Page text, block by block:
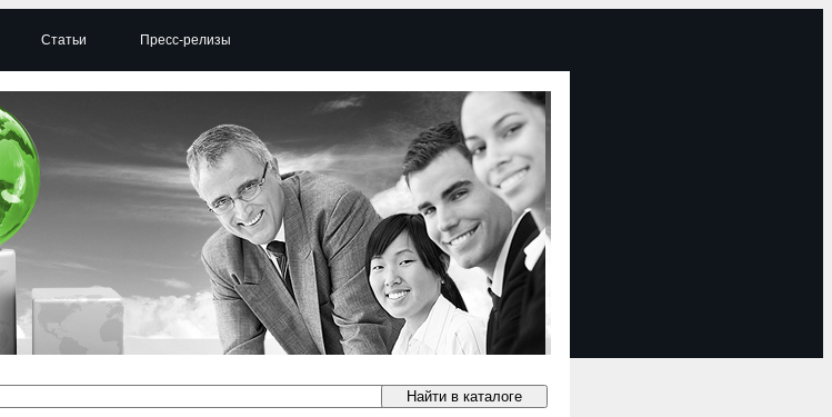
Статьи Пресс-релизы